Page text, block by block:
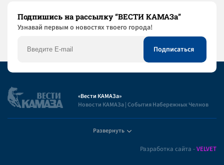
Подпишись на рассылку “ВЕСТИ КАМАЗа”
Узнaвай первым о новостях твоего города!
«Вести КАМАЗа»
Новости КАМАЗа | События Набережных Челнов
Развернуть
Разработка сайта -VELVET